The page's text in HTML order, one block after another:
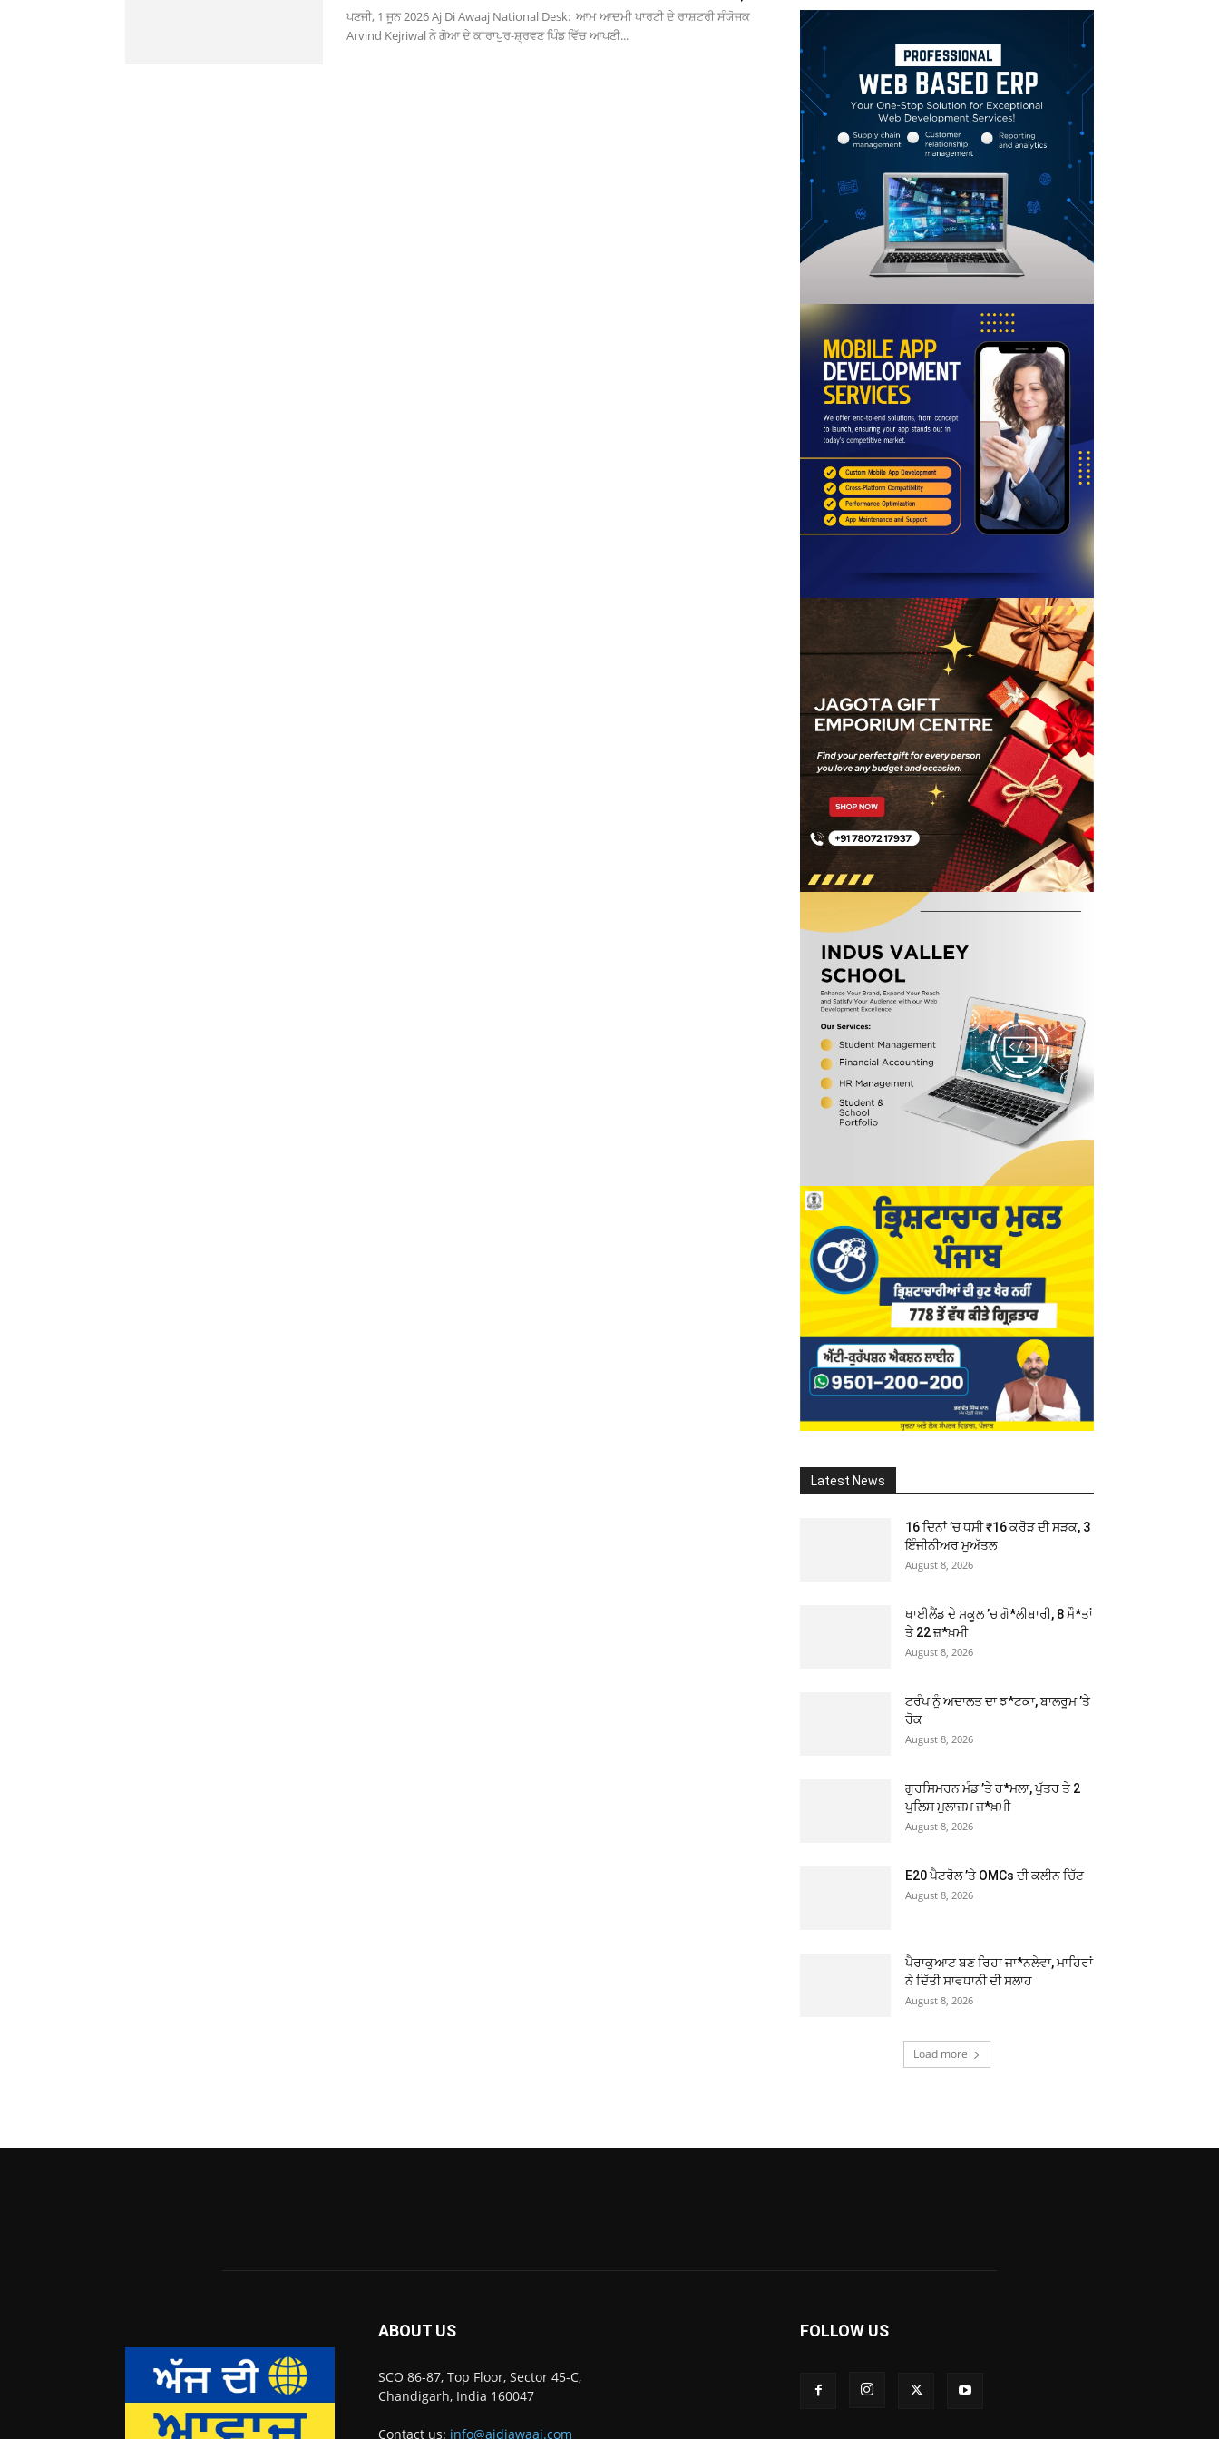
ਪਣਜੀ, 1 ਜੂਨ 2026 Aj Di Awaaj National Desk: ਆਮ ਆਦਮੀ ਪਾਰਟੀ ਦੇ ਰਾਸ਼ਟਰੀ ਸੰਯੋਜਕ
Arvind Kejriwal ਨੇ ਗੋਆ ਦੇ ਕਾਰਾਪੁਰ-ਸ਼੍ਰਵਣ ਪਿੰਡ ਵਿੱਚ ਆਪਣੀ...
Latest News
16 ਦਿਨਾਂ ’ਚ ਧਸੀ ₹16 ਕਰੋੜ ਦੀ ਸੜਕ, 3
ਇੰਜੀਨੀਅਰ ਮੁਅੱਤਲ
August 8, 2026
ਥਾਈਲੈਂਡ ਦੇ ਸਕੂਲ ’ਚ ਗੋ*ਲੀਬਾਰੀ, 8 ਮੌ*ਤਾਂ
ਤੇ 22 ਜ਼*ਖ਼ਮੀ
August 8, 2026
ਟਰੰਪ ਨੂੰ ਅਦਾਲਤ ਦਾ ਝ*ਟਕਾ, ਬਾਲਰੂਮ ’ਤੇ
ਰੋਕ
August 8, 2026
ਗੁਰਸਿਮਰਨ ਮੰਡ ’ਤੇ ਹ*ਮਲਾ, ਪੁੱਤਰ ਤੇ 2
ਪੁਲਿਸ ਮੁਲਾਜ਼ਮ ਜ਼*ਖ਼ਮੀ
August 8, 2026
E20 ਪੈਟਰੋਲ ’ਤੇ OMCs ਦੀ ਕਲੀਨ ਚਿੱਟ
August 8, 2026
ਪੈਰਾਕੁਆਟ ਬਣ ਰਿਹਾ ਜਾ*ਨਲੇਵਾ, ਮਾਹਿਰਾਂ
ਨੇ ਦਿੱਤੀ ਸਾਵਧਾਨੀ ਦੀ ਸਲਾਹ
August 8, 2026
Load more
ABOUT US
SCO 86-87, Top Floor, Sector 45-C,
Chandigarh, India 160047
Contact us: info@ajdiawaaj.com
FOLLOW US